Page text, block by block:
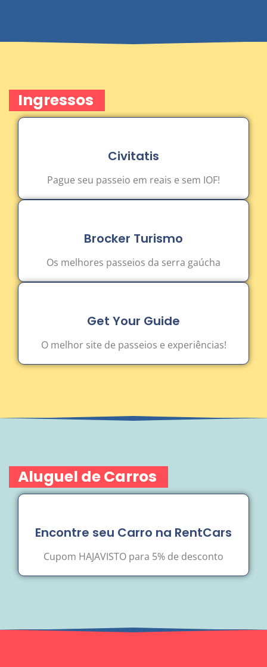
Ingressos
Civitatis
Pague seu passeio em reais e sem IOF!
Brocker Turismo
Os melhores passeios da serra gaúcha
Get Your Guide
O melhor site de passeios e experiências!
Aluguel de Carros
Encontre seu Carro na RentCars
Cupom HAJAVISTO para 5% de desconto